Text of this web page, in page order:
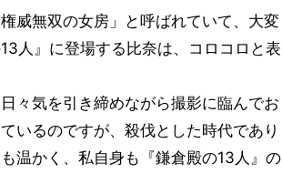
威無双の女房」と呼ばれていて、大変
人』に登場する比奈は、コロコロと表
々気を引き締めながら撮影に臨んでお
いるのですが、殺伐とした時代であり
温かく、私自身も『鎌倉殿の13人』の